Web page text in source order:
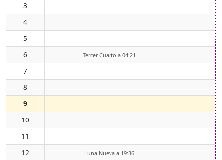
3
4
5
6
Tercer Cuarto a 04:21
7
8
9
10
11
12
Luna Nueva a 19:36